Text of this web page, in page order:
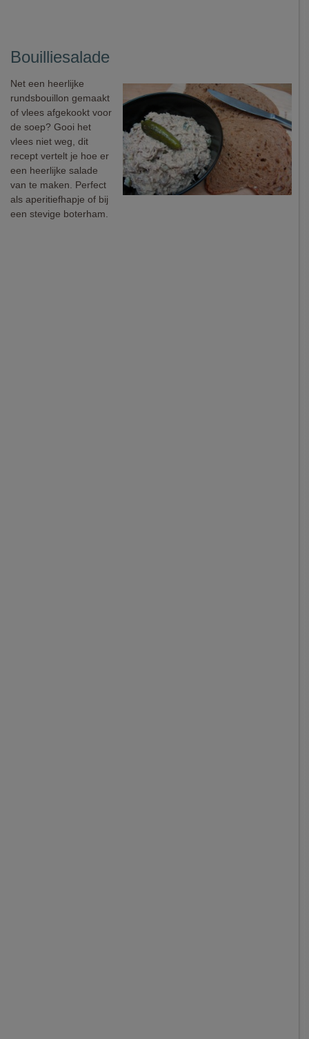
Bouilliesalade
Net een heerlijke
rundsbouillon gemaakt
of vlees afgekookt voor
de soep? Gooi het
vlees niet weg, dit
recept vertelt je hoe er
een heerlijke salade
van te maken. Perfect
als aperitiefhapje of bij
een stevige boterham.